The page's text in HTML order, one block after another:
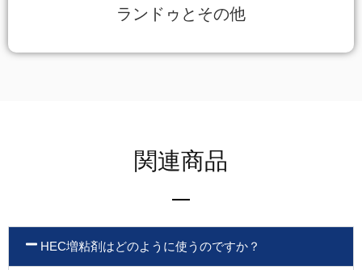
ランドゥとその他
関連商品
HEC増粘剤はどのように使うのですか？